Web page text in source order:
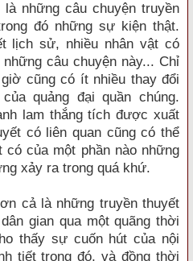
những câu chuyện truyền
đó những sự kiện thật.
lịch sử, nhiều nhân vật có
câu chuyện này... Chỉ
cũng có ít nhiều thay đổi
quảng đại quần chúng.
lam thắng tích được xuất
có liên quan cũng có thể
của một phần nào những
xảy ra trong quá khứ.
cả là những truyền thuyết
gian qua một quãng thời
thấy sự cuốn hút của nội
tiết trong đó, và đồng thời